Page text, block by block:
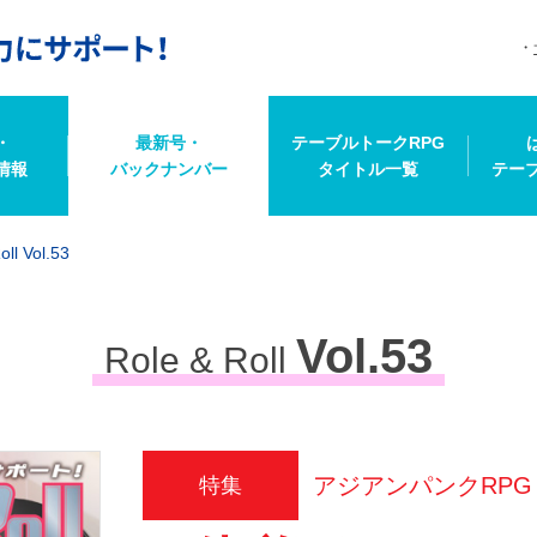
報
最新号・
バックナンバー
テーブルトークRPG
タイトル一覧
テー
Vol.53
Role & Roll Vol.53
特集 アジアンパンク